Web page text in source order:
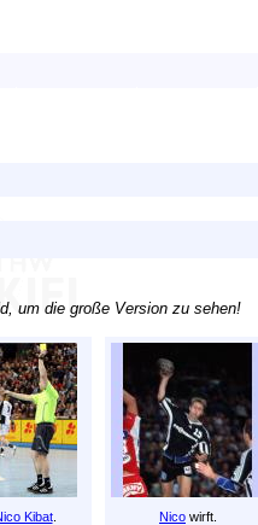
um die große Version zu sehen!
Kibat. Nico wirft.